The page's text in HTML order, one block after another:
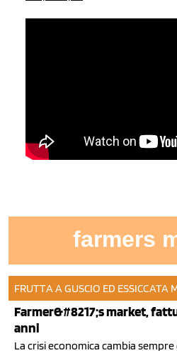
farmers
FRUTTA A GUSCIO ED ESSICCATA
05 mag 2013
Farmer&#8217;s market,
anni
La crisi economica cambia